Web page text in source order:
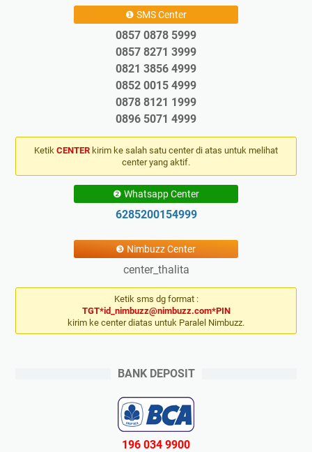
❶ SMS Center
0857 0878 5999
0857 8271 3999
0821 3856 4999
0852 0015 4999
0878 8121 1999
0896 5071 4999
Ketik CENTER kirim ke salah satu center di atas untuk melihat
center yang aktif.
❷ Whatsapp Center
6285200154999
❸ Nimbuzz Center
center_thalita
Ketik sms dg format :
TGT*id_nimbuzz@nimbuzz.com*PIN
kirim ke center diatas untuk Paralel Nimbuzz.
BANK DEPOSIT
196 034 9900